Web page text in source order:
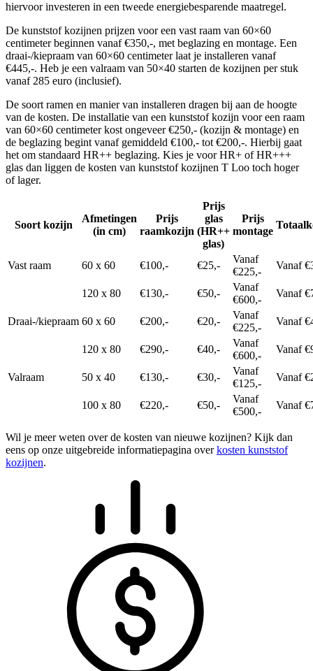
hiervoor investeren in een tweede energiebesparende maatregel.
De kunststof kozijnen prijzen voor een vast raam van 60×60
centimeter beginnen vanaf €350,-, met beglazing en montage. Een
draai-/kiepraam van 60×60 centimeter laat je installeren vanaf
€445,-. Heb je een valraam van 50×40 starten de kozijnen per stuk
vanaf 285 euro (inclusief).
De soort ramen en manier van installeren dragen bij aan de hoogte
van de kosten. De installatie van een kunststof kozijn voor een raam
van 60×60 centimeter kost ongeveer €250,- (kozijn & montage) en
de beglazing begint vanaf gemiddeld €100,- tot €200,-. Hierbij gaat
het om standaard HR++ beglazing. Kies je voor HR+ of HR+++
glas dan liggen de kosten van kunststof kozijnen T Loo toch hoger
of lager.
Soort kozijn
Afmetingen
(in cm)
Prijs
raamkozijn
Prijs
glas
(HR++
glas)
Prijs
montage
Vast raam 60 x 60 €100,- €25,-
Vanaf
€225,-
Vanaf
120 x 80 €130,- €50,-
Vanaf
€600,-
Vanaf
Draai-/kiepraam 60 x 60 €200,- €20,-
Vanaf
€225,-
Vanaf
120 x 80 €290,- €40,-
Vanaf
€600,-
Vanaf
Valraam 50 x 40 €130,- €30,-
Vanaf
€125,-
Vanaf
100 x 80 €220,- €50,-
Vanaf
€500,-
Vanaf
Wil je meer weten over de kosten van nieuwe kozijnen? Kijk dan
eens op onze uitgebreide informatiepagina overkosten kunststof
kozijnen.